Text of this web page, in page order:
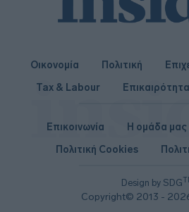
Οικονομία Πολιτική
Tax & Labour
Επικαιρότητα
Design by SDG
Copyright© 2013 -
Επικοινωνία Η ομάδα μας
Πολιτική Cookies